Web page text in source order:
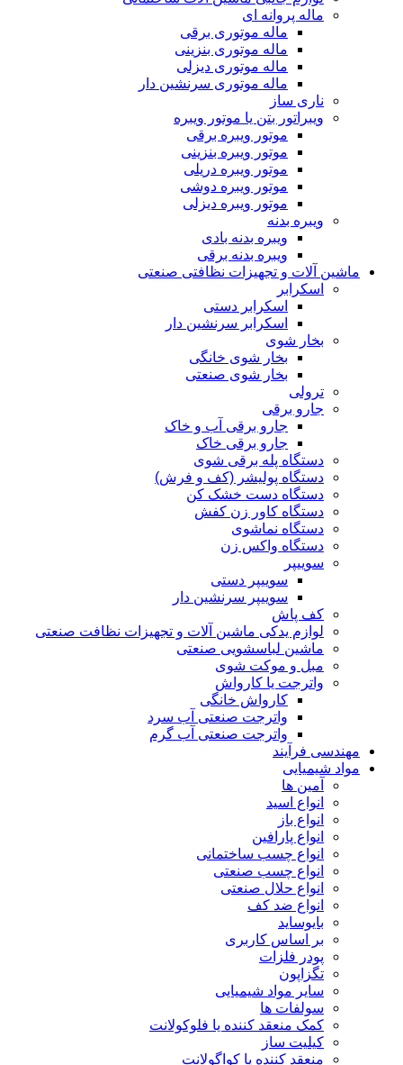
ماله پروانه ای
ماله موتوری برقی
ماله موتوری بنزینی
ماله موتوری دیزلی
ماله موتوری سرنشین دار
ناری ساز
ویبراتور بتن یا موتور ویبره
موتور ویبره برقی
موتور ویبره بنزینی
موتور ویبره دریلی
موتور ویبره دوشی
موتور ویبره دیزلی
ویبره بدنه
ویبره بدنه بادی
ویبره بدنه برقی
ماشین آلات و تجهیزات نظافتی صنعتی
اسکرابر
اسکرابر دستی
اسکرابر سرنشین دار
بخار شوی
بخار شوی خانگی
بخار شوی صنعتی
ترولی
جارو برقی
جارو برقی آب و خاک
جارو برقی خاک
دستگاه پله برقی شوی
دستگاه پولیشر (کف و فرش)
دستگاه دست خشک کن
دستگاه کاور زن کفش
دستگاه نماشوی
دستگاه واکس زن
سوییپر
سوییپر دستی
سوییپر سرنشین دار
کف پاش
لوازم یدکی ماشین آلات و تجهیزات نظافت صنعتی
ماشین لباسشویی صنعتی
مبل و موکت شوی
واترجت یا کارواش
کارواش خانگی
واترجت صنعتی آب سرد
واترجت صنعتی آب گرم
مهندسی فرآیند
مواد شیمیایی
آمین ها
انواع اسید
انواع باز
انواع پارافین
انواع چسب ساختمانی
انواع چسب صنعتی
انواع حلال صنعتی
انواع ضد کف
بایوساید
بر اساس کاربری
پودر فلزات
تگزاپون
سایر مواد شیمیایی
سولفات ها
کمک منعقد کننده یا فلوکولانت
کیلیت ساز
منعقد کننده یا کواگولانت